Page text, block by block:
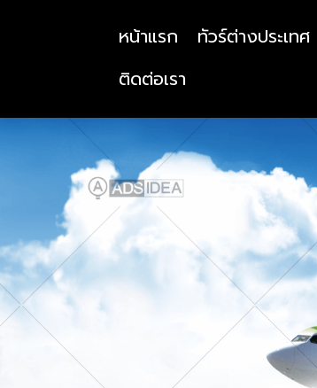
หน้าแรก ทัวร์ต่างประเทศ
ติดต่อเรา